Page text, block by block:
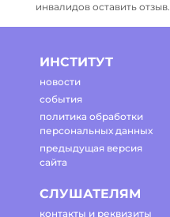
инвалидов оставить отзыв.
ИНСТИТУТ
новости
события
политика обработки
персональных данных
предыдущая версия
сайта
СЛУШАТЕЛЯМ
контакты и реквизиты